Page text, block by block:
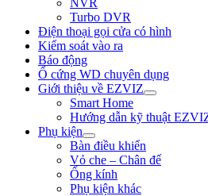
Turbo DVR
Điện thoại gọi cửa có hình
Kiểm soát vào ra
Báo động
Ổ cứng WD chuyên dụng
Giới thiệu về EZVIZ
Smart Home
Hướng dẫn kỹ thuật
Phụ kiện
Bàn điều khiển
Vỏ che – Chân đế
Ống kính
Phụ kiện khác